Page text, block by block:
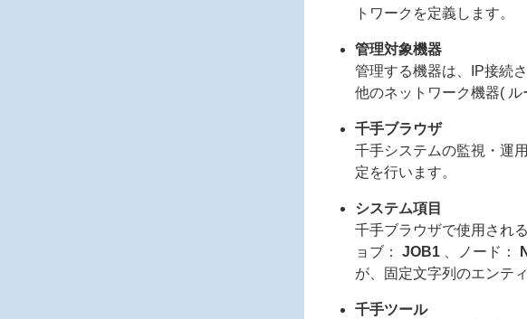
トワークを定義します。
管理対象機器
管理する機器は、IP接続
他のネットワーク機器( ル
千手ブラウザ
千手システムの監視・運
定を行います。
システム項目
千手ブラウザで使用され
ョブ： JOB1 、ノード：
が、固定文字列のエンテ
千手ツール